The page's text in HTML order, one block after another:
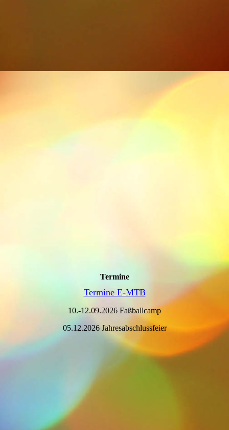
Termine
Termine E-MTB
10.-12.09.2026 Faßballcamp
05.12.2026 Jahresabschlussfeier